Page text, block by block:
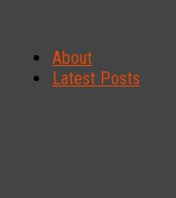
About
Latest Posts